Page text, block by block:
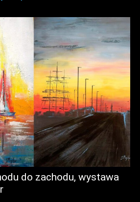
do zachodu, wystawa